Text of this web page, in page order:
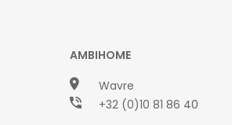
AMBIHOME
Wavre
+32 (0)10 81 86 40